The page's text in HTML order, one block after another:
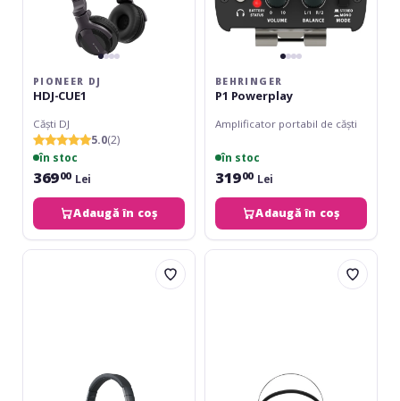
PIONEER DJ
HDJ-CUE1
Căști DJ
5.0(2)
în stoc
36900 Lei
Adaugă în coș
BEHRINGER
P1 Powerplay
Amplificator portabil de căști
în stoc
31900 Lei
Adaugă în coș
Yamaha
AKG